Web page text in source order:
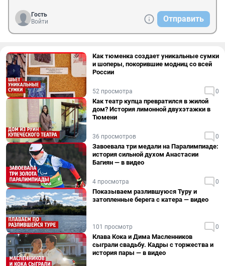
Гость
Войти
Отправить
Как тюменка создает уникальные сумки
и шоперы, покорившие модниц со всей
России
52 просмотра 0
Как театр купца превратился в жилой
дом? История лимонной двухэтажки в
Тюмени
36 просмотров 0
Завоевала три медали на Паралимпиаде:
история сильной духом Анастасии
Багиян — в видео
4 просмотра 0
Показываем разлившуюся Туру и
затопленные берега с катера — видео
101 просмотр 0
Клава Кока и Дима Масленников
сыграли свадьбу. Кадры с торжества и
история пары — в видео